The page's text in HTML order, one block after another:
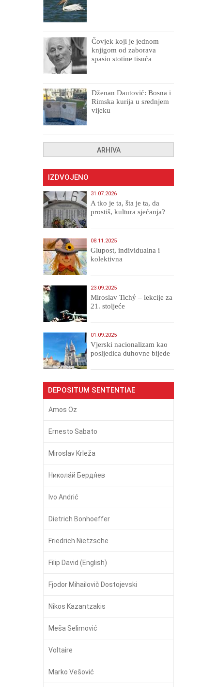
Čovjek koji je jednom
knjigom od zaborava
spasio stotine tisuća
Dženan Dautović: Bosna i
Rimska kurija u srednjem
vijeku
ARHIVA
IZDVOJENO
31.07.2026
A tko je ta, šta je ta, da
prostiš, kultura sjećanja?
08.11.2025
Glupost, individualna i
kolektivna
23.09.2025
Miroslav Tichý – lekcije za
21. stoljeće
01.09.2025
​Vjerski nacionalizam kao
posljedica duhovne bijede
DEPOSITUM SENTENTIAE
Amos Oz
Ernesto Sabato
Miroslav Krleža
Никола́й Бердя́ев
Ivo Andrić
Dietrich Bonhoeffer
Friedrich Nietzsche
Filip David (English)
Fjodor Mihailovič Dostojevski
Nikos Kazantzakis
Meša Selimović
Voltaire
Marko Vešović